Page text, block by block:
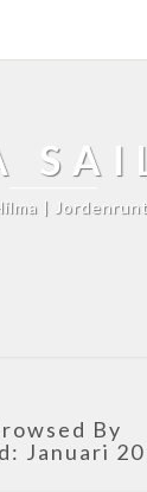
| Jordenrunt
By
Januari